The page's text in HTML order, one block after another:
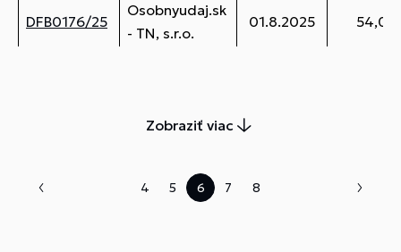
DFB0176/25
Osobnyudaj.sk
- TN, s.r.o.
01.8.2025 54,00
Zobraziť viac
4 5 6 7 8